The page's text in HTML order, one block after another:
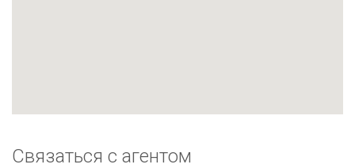
Связаться с агентом